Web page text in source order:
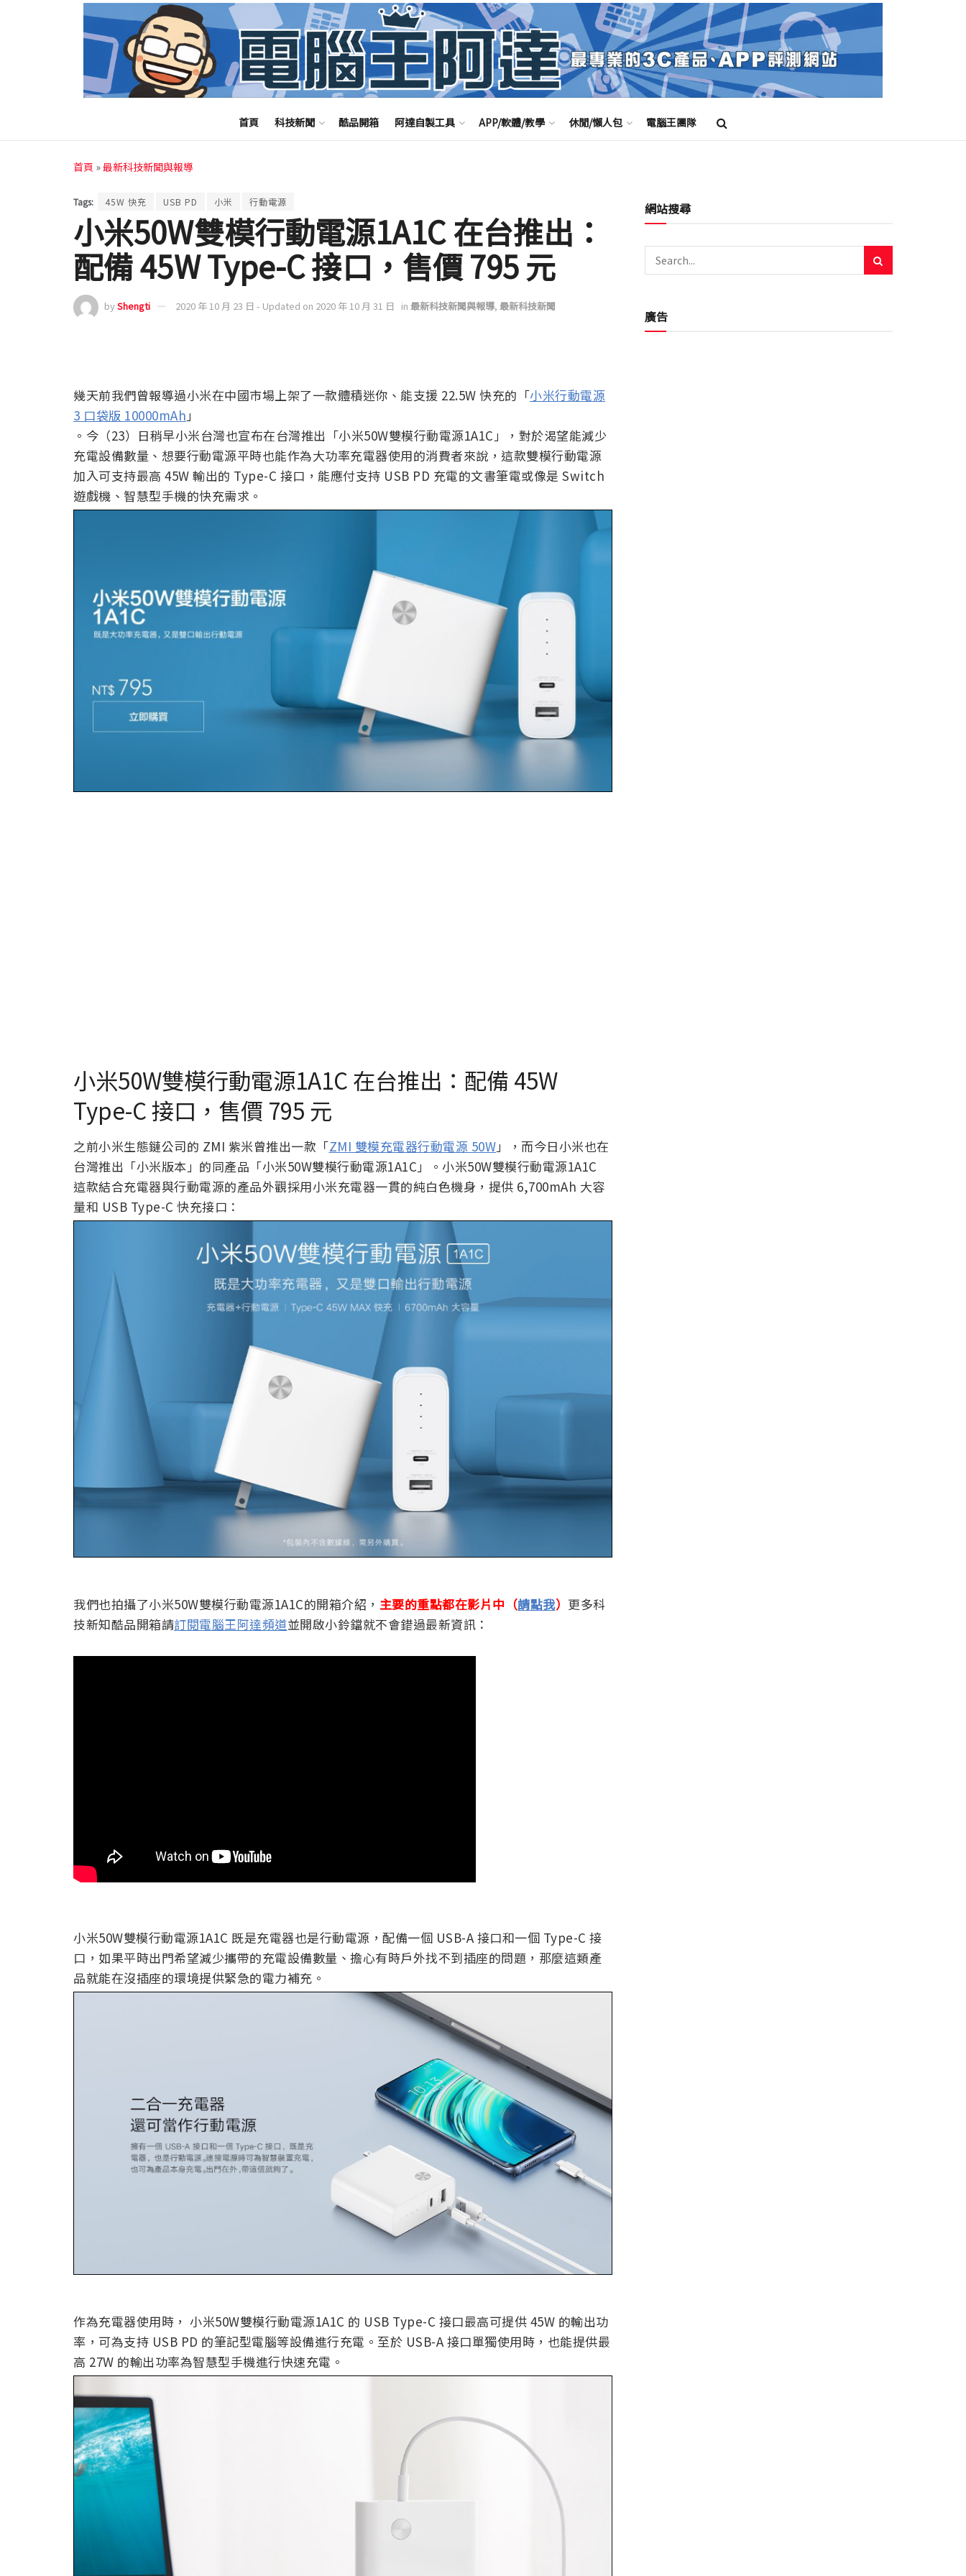
首頁 科技新聞 酷品開箱 阿達自製工具 APP/軟體/教學 休閒/懶人包 電腦王團隊
首頁 »最新科技新聞與報導
Tags: 45W 快充 USB PD 小米 行動電源
小米50W雙模行動電源1A1C 在台推出：
配備 45W Type-C 接口，售價 795 元
byShengti 2020 年 10 月 23 日 - Updated on 2020 年 10 月 31 日 in 最新科技新聞與報導, 最新科技新聞
幾天前我們曾報導過小米在中國市場上架了一款體積迷你、能支援 22.5W 快充的「小米行動電源
3 口袋版 10000mAh」
。今（23）日稍早小米台灣也宣布在台灣推出「小米50W雙模行動電源1A1C」，對於渴望能減少
充電設備數量、想要行動電源平時也能作為大功率充電器使用的消費者來說，這款雙模行動電源
加入可支持最高 45W 輸出的 Type-C 接口，能應付支持 USB PD 充電的文書筆電或像是 Switch
遊戲機、智慧型手機的快充需求。
小米50W雙模行動電源1A1C 在台推出：配備 45W
Type-C 接口，售價 795 元
之前小米生態鏈公司的 ZMI 紫米曾推出一款「ZMI 雙模充電器行動電源 50W」，而今日小米也在
台灣推出「小米版本」的同產品「小米50W雙模行動電源1A1C」。小米50W雙模行動電源1A1C
這款結合充電器與行動電源的產品外觀採用小米充電器一貫的純白色機身，提供 6,700mAh 大容
量和 USB Type-C 快充接口：
我們也拍攝了小米50W雙模行動電源1A1C的開箱介紹， 主要的重點都在影片中（請點我） 更多科
技新知酷品開箱請訂閱電腦王阿達頻道並開啟小鈴鐺就不會錯過最新資訊：
小米50W雙模行動電源1A1C 既是充電器也是行動電源，配備一個 USB-A 接口和一個 Type-C 接
口，如果平時出門希望減少攜帶的充電設備數量、擔心有時戶外找不到插座的問題，那麼這類產
品就能在沒插座的環境提供緊急的電力補充。
作為充電器使用時， 小米50W雙模行動電源1A1C 的 USB Type-C 接口最高可提供 45W 的輸出功
率，可為支持 USB PD 的筆記型電腦等設備進行充電。至於 USB-A 接口單獨使用時，也能提供最
高 27W 的輸出功率為智慧型手機進行快速充電。
網站搜尋
廣告